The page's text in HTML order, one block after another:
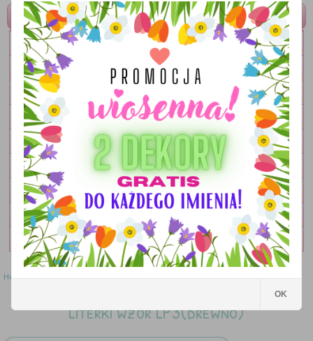
MENU
LITERKI
TABLICZKI
OBRAZKI
LAMPKI
DEKORACJE
DODATKI
ZESTAWY
OKOLICZNOŚCIOWE
WYPRZEDAŻ
Home»Literki»Literki wzór LP3(drewno)
Literki wzór LP3(drewno)
OK